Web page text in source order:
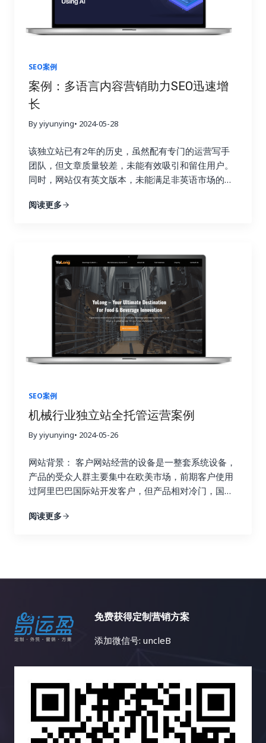
SEO案例
案例：多语言内容营销助力SEO迅速增
长
By yiyunying• 2024-05-28
该独立站已有2年的历史，虽然配有专门的运营写手
团队，但文章质量较差，未能有效吸引和留住用户。
同时，网站仅有英文版本，未能满足非英语市场的本
键词的深入分析，我们发现该行业的SEO难度中等，
和点击量。
阅读更多
SEO案例
机械行业独立站全托管运营案例
By yiyunying• 2024-05-26
网站背景： 客户网站经营的设备是一整套系统设备，
产品的受众人群主要集中在欧美市场，前期客户使用
过阿里巴巴国际站开发客户，但产品相对冷门，国际
独立站，通过谷歌获客。
阅读更多
免费获得定制营销方案
添加微信号: uncleB